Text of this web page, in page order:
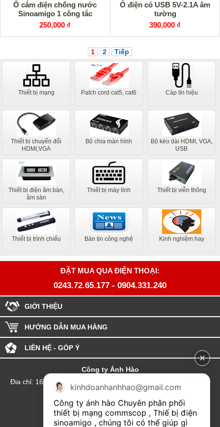
Ổ cắm điện chống nước
Sinoamigo 1 công tắc
250,000 ₫
Ổ điện có USB 5V-2.1A âm
tường
390,000 ₫
1 2 Tiếp
Thiết bị mạng Patch cord cat5, cat6 Cáp tín hiệu
Thiết bị chuyển đổi
HDMI,VGA
Bộ chia màn hình
Bộ kéo dài HDMI, VGA,
USB
Thiết bị điện âm bàn,
âm sàn
Thiết bị máy tính Thiết bị viễn thông
Thiết bị trình chiếu Bản tin công nghệ Kinh nghiệm hay
ĐẶT MUA QUA ĐIỆN THOẠI:
0243.72.65.177 - 0904.331.240
GIỚI THIỆU
HƯỚNG DẪN MUA HÀNG
LIÊN HỆ - GÓP Ý
Công ty Ánh Hào
Đia chỉ: 164 Phố Chùa Láng - Phường Láng - Thành phố Hà Nội
hotline:0904.331.240
Email: Kinhdoanhanhhao@gmail.com
kinhdoanhanhhao@gmail.com
Công ty ánh hào Chuyên phân phối
thiết bị mạng commscop , Thiế bị điện
sinoamigo , chúng tôi có thể giúp gì